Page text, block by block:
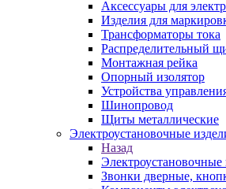
Аксессуары для
Изделия для
Трансформаторы тока
Распределительный
Монтажная рейка
Опорный изолятор
Устройства
Шинопровод
Щиты металлические
Электроустановочные
Назад
Электроустановочные
Звонки дверные,